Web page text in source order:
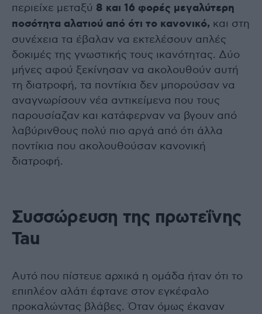
περιείχε μεταξύ 8 και 16 φορές μεγαλύτερη
ποσότητα αλατιού από ότι το κανονικό, και στη
συνέχεια τα έβαλαν να εκτελέσουν απλές
δοκιμές της γνωστικής τους ικανότητας. Δύο
μήνες αφού ξεκίνησαν να ακολουθούν αυτή
τη διατροφή, τα ποντίκια δεν μπορούσαν να
αναγνωρίσουν νέα αντικείμενα που τους
παρουσίαζαν και κατάφερναν να βγουν από
λαβύρινθους πολύ πιο αργά από ότι άλλα
ποντίκια που ακολουθούσαν κανονική
διατροφή.
Συσσώρευση της πρωτεΐνης
Tau
Αυτό που πίστευε αρχικά η ομάδα ήταν ότι το
επιπλέον αλάτι έφτανε στον εγκέφαλο
προκαλώντας βλάβες. Όταν όμως έκαναν